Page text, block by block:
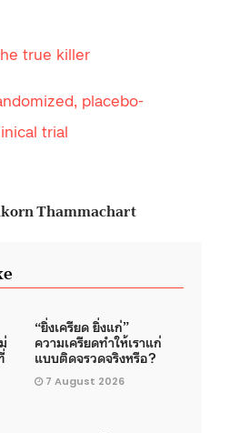
true killer
placebo-
trial
Thammachart
“ยิ่งเครียด ยิ่งแก่”
ความเครียดทำให้เราแก่
แบบติดจรวดจริงหรือ?
7 August 2026